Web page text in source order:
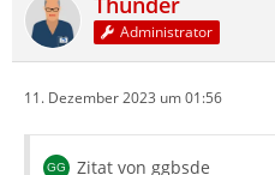
Administrator
11. Dezember 2023 um 01:56
Zitat von ggbsde